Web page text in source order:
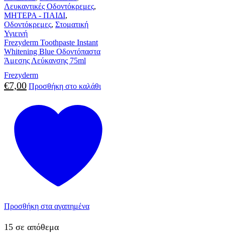
Λευκαντικές Οδοντόκρεμες,
ΜΗΤΕΡΑ - ΠΑΙΔΙ,
Οδοντόκρεμες, Στοματική
Υγιεινή
Frezyderm Toothpaste Instant
Whitening Blue Οδοντόπαστα
Άμεσης Λεύκανσης 75ml
Frezyderm
€7,00 Προσθήκη στο καλάθι
Προσθήκη στα αγαπημένα
15 σε απόθεμα